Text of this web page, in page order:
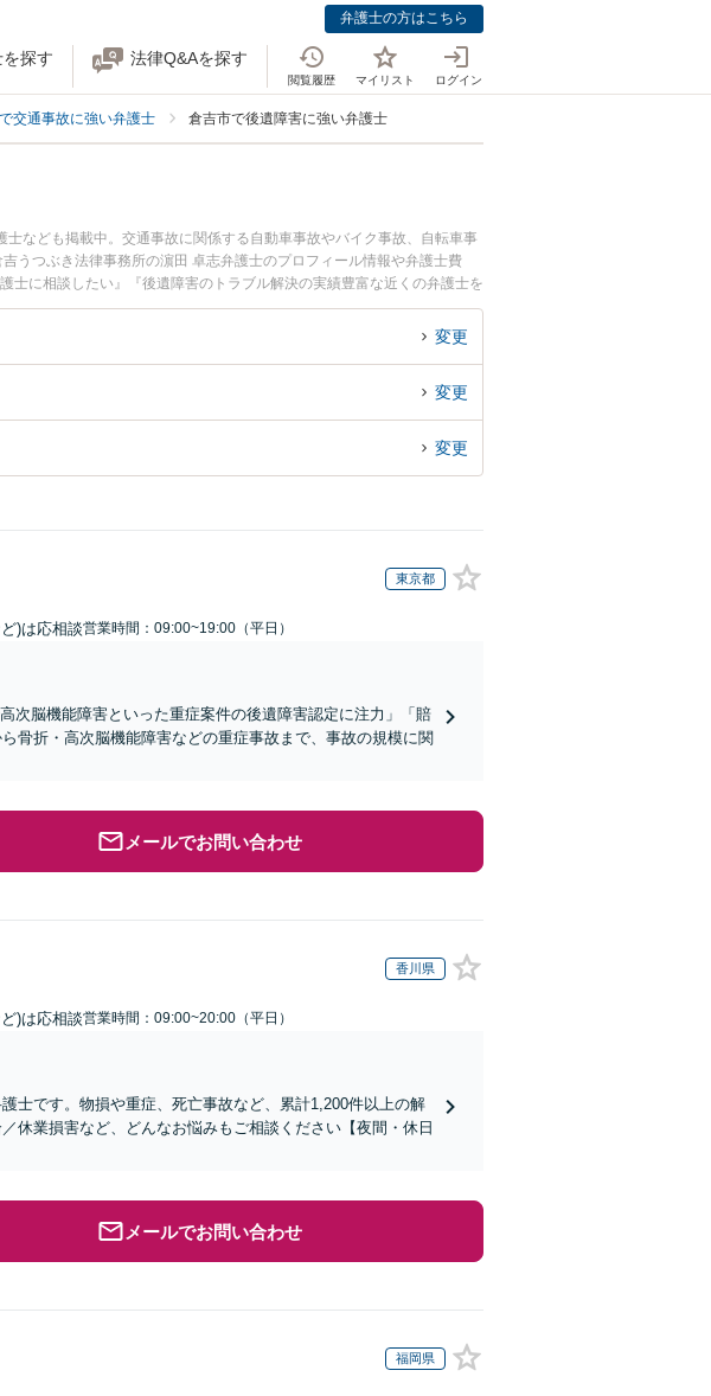
弁護士の方はこちら
探す 法律Q&Aを探す
閲覧履歴 マイリスト ログイン
交通事故に強い弁護士 倉吉市で後遺障害に強い弁護士
なども掲載中。交通事故に関係する自動車事故やバイク事故、自転車事
うつぶき法律事務所の濵田 卓志弁護士のプロフィール情報や弁護士費
士に相談したい』『後遺障害のトラブル解決の実績豊富な近くの弁護士を
困りの相談者さんにおすすめです。
変更
変更
変更
東京都
)は応相談営業時間：09:00~19:00（平日）
次脳機能障害といった重症案件の後遺障害認定に注力」「賠
骨折・高次脳機能障害などの重症事故まで、事故の規模に関
メールでお問い合わせ
香川県
)は応相談営業時間：09:00~20:00（平日）
士です。物損や重症、死亡事故など、累計1,200件以上の解
休業損害など、どんなお悩みもご相談ください【夜間・休日
メールでお問い合わせ
福岡県